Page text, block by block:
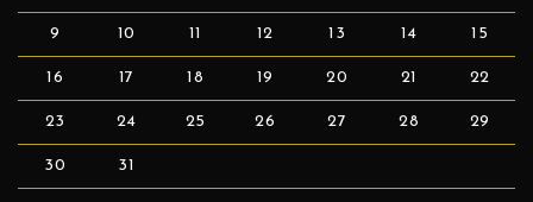
9 10 11 12 13 14 15
16 17 18 19 20 21 22
23 24 25 26 27 28 29
30 31